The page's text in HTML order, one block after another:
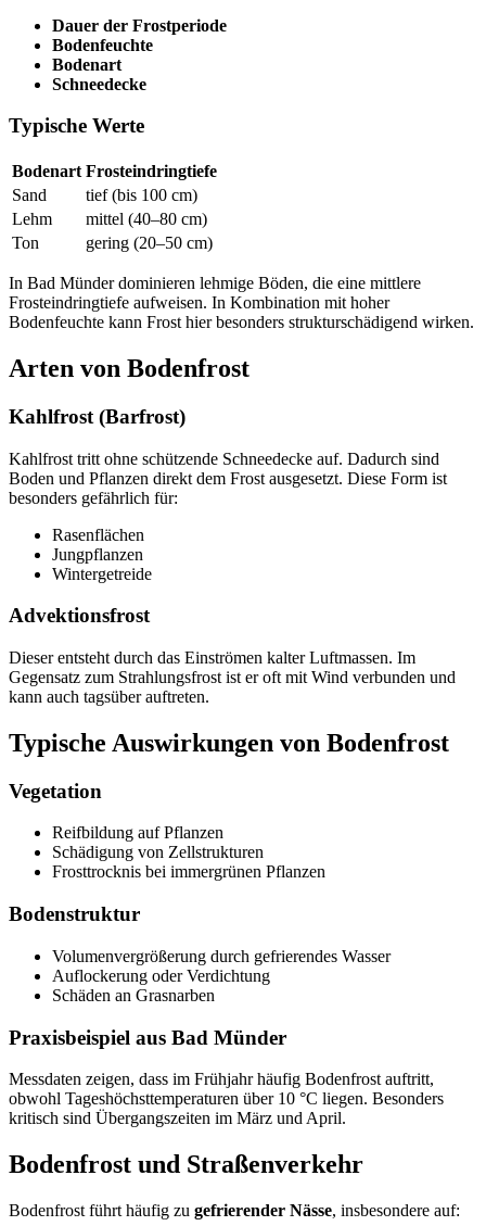
Dauer der Frostperiode
Bodenfeuchte
Bodenart
Schneedecke
Typische Werte
Bodenart Frosteindringtiefe
Sand
tief (bis 100 cm)
Lehm
mittel (40–80 cm)
Ton
gering (20–50 cm)
In Bad Münder dominieren lehmige Böden, die eine mittlere
Frosteindringtiefe aufweisen. In Kombination mit hoher
Bodenfeuchte kann Frost hier besonders strukturschädigend wirken.
Arten von Bodenfrost
Kahlfrost (Barfrost)
Kahlfrost tritt ohne schützende Schneedecke auf. Dadurch sind
Boden und Pflanzen direkt dem Frost ausgesetzt. Diese Form ist
besonders gefährlich für:
Rasenflächen
Jungpflanzen
Wintergetreide
Advektionsfrost
Dieser entsteht durch das Einströmen kalter Luftmassen. Im
Gegensatz zum Strahlungsfrost ist er oft mit Wind verbunden und
kann auch tagsüber auftreten.
Typische Auswirkungen von Bodenfrost
Vegetation
Reifbildung auf Pflanzen
Schädigung von Zellstrukturen
Frosttrocknis bei immergrünen Pflanzen
Bodenstruktur
Volumenvergrößerung durch gefrierendes Wasser
Auflockerung oder Verdichtung
Schäden an Grasnarben
Praxisbeispiel aus Bad Münder
Messdaten zeigen, dass im Frühjahr häufig Bodenfrost auftritt,
obwohl Tageshöchsttemperaturen über 10 °C liegen. Besonders
kritisch sind Übergangszeiten im März und April.
Bodenfrost und Straßenverkehr
Bodenfrost führt häufig zu gefrierender Nässe, insbesondere auf: